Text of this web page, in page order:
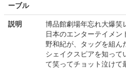
ーブル
説明
博品館劇場年忘れ大爆笑
日本のエンターテイメン
野和紀が、タッグを組ん
シェイクスピアを知って
て笑ってチョット泣けて